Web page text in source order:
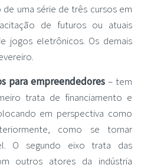
uma série de três cursos em
de futuros ou atuais
jogos eletrônicos. Os demais
para empreendedores – tem
trata de financiamento e
em perspectiva como
como se tornar
O segundo eixo trata das
outros atores da indústria